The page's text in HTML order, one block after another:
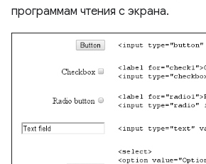
программам чтения с экрана.